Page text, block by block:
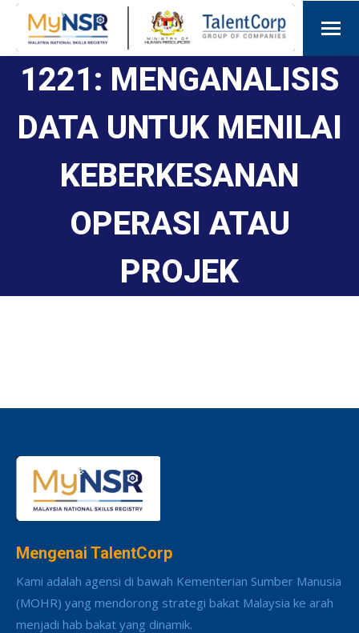
1221: MENGANALISIS
DATA UNTUK MENILAI
KEBERKESANAN
OPERASI ATAU
PROJEK
Mengenai TalentCorp
Kami adalah agensi di bawah Kementerian Sumber Manusia
(MOHR) yang mendorong strategi bakat Malaysia ke arah
menjadi hab bakat yang dinamik.